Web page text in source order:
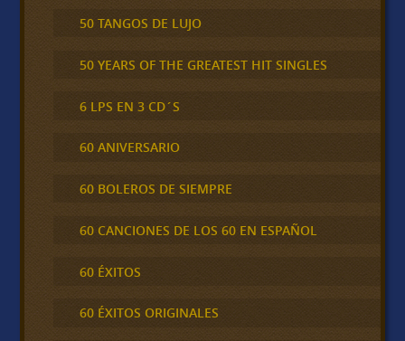
50 TANGOS DE LUJO
50 YEARS OF THE GREATEST HIT SINGLES
6 LPS EN 3 CD´S
60 ANIVERSARIO
60 BOLEROS DE SIEMPRE
60 CANCIONES DE LOS 60 EN ESPAÑOL
60 ÉXITOS
60 ÉXITOS ORIGINALES